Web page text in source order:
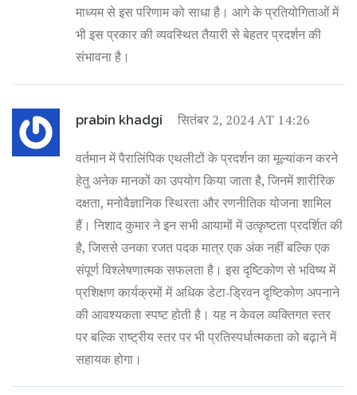
माध्यम से इस परिणाम को साधा है। आगे के प्रतियोगिताओं में
भी इस प्रकार की व्यवस्थित तैयारी से बेहतर प्रदर्शन की
संभावना है।
prabin khadgi सितंबर 2, 2024 AT 14:26
वर्तमान में पैरालिंपिक एथलीटों के प्रदर्शन का मूल्यांकन करने
हेतु अनेक मानकों का उपयोग किया जाता है, जिनमें शारीरिक
दक्षता, मनोवैज्ञानिक स्थिरता और रणनीतिक योजना शामिल
हैं। निशाद कुमार ने इन सभी आयामों में उत्कृष्टता प्रदर्शित की
है, जिससे उनका रजत पदक मात्र एक अंक नहीं बल्कि एक
संपूर्ण विश्लेषणात्मक सफलता है। इस दृष्टिकोण से भविष्य में
प्रशिक्षण कार्यक्रमों में अधिक डेटा‑ड्रिवन दृष्टिकोण अपनाने
की आवश्यकता स्पष्ट होती है। यह न केवल व्यक्तिगत स्तर
पर बल्कि राष्ट्रीय स्तर पर भी प्रतिस्पर्धात्मकता को बढ़ाने में
सहायक होगा।